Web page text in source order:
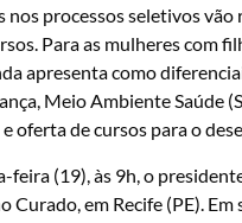
processos seletivos
Para as mulheres com
apresenta como
Meio Ambiente Saúde
oferta de cursos para o
feira (19), às 9h, o
em Recife (PE).